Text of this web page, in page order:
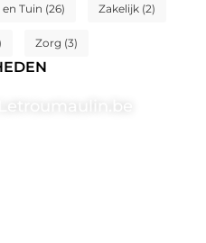
Tuin (26) Zakelijk(2)
Zorg (3)